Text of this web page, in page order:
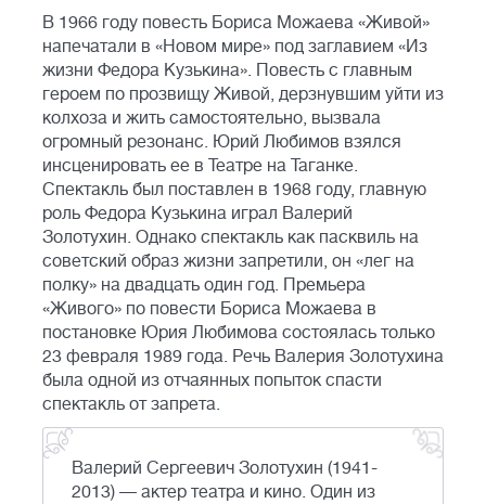
В 1966 году повесть Бориса Можаева «Живой»
напечатали в «Новом мире» под заглавием «Из
жизни Федора Кузькина». Повесть с главным
героем по прозвищу Живой, дерзнувшим уйти из
колхоза и жить самостоятельно, вызвала
огромный резонанс. Юрий Любимов взялся
инсценировать ее в Театре на Таганке.
Спектакль был поставлен в 1968 году, главную
роль Федора Кузькина играл Валерий
Золотухин. Однако спектакль как пасквиль на
советский образ жизни запретили, он «лег на
полку» на двадцать один год. Премьера
«Живого» по повести Бориса Можаева в
постановке Юрия Любимова состоялась только
23 февраля 1989 года. Речь Валерия Золотухина
была одной из отчаянных попыток спасти
спектакль от запрета.
Валерий Сергеевич Золотухин (1941-
2013) — актер театра и кино. Один из